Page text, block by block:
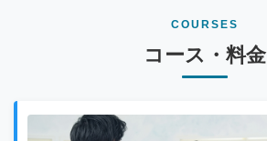
COURSES
コース・料金